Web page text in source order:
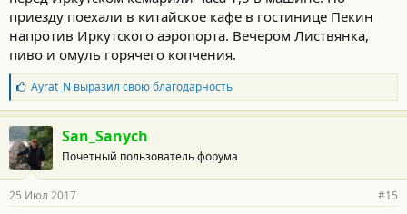
приезду поехали в китайское кафе в гостинице Пекин
напротив Иркутского аэропорта. Вечером Листвянка,
пиво и омуль горячего копчения.
Б
л
а
г
о
а
н
Ayrat_N выразил свою благодарность
San_Sanych
Почетный пользователь форума
25 Июл 2017 #15